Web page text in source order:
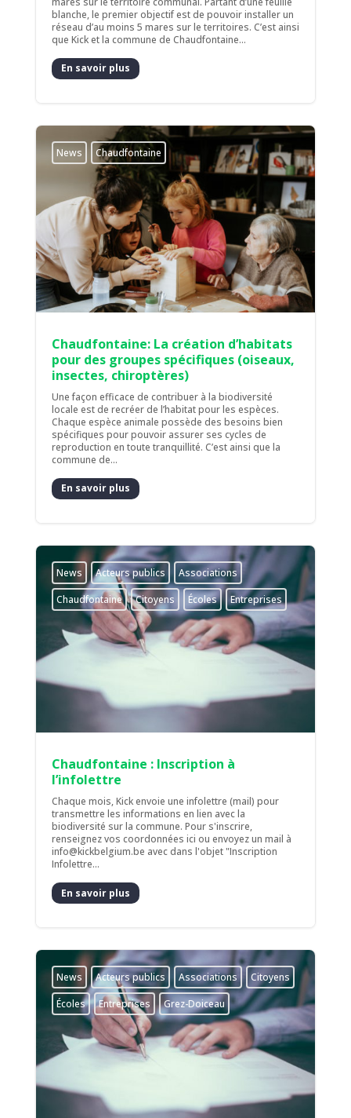
blanche, le premier objectif est de pouvoir installer un
réseau d’au moins 5 mares sur le territoires. C’est ainsi
que Kick et la commune de Chaudfontaine...
En savoir plus
News Chaudfontaine
Chaudfontaine: La création d’habitats
pour des groupes spécifiques (oiseaux,
insectes, chiroptères)
Une façon efficace de contribuer à la biodiversité
locale est de recréer de l’habitat pour les espèces.
Chaque espèce animale possède des besoins bien
spécifiques pour pouvoir assurer ses cycles de
reproduction en toute tranquillité. C’est ainsi que la
commune de...
En savoir plus
News Acteurs publics
Associations
Chaudfontaine
Citoyens Écoles Entreprises
Chaudfontaine : Inscription à
l’infolettre
Chaque mois, Kick envoie une infolettre (mail) pour
transmettre les informations en lien avec la
biodiversité sur la commune. Pour s'inscrire,
renseignez vos coordonnées ici ou envoyez un mail à
info@kickbelgium.be avec dans l'objet "Inscription
Infolettre...
En savoir plus
News Acteurs publics Associations
Citoyens
Écoles
Entreprises Grez-Doiceau